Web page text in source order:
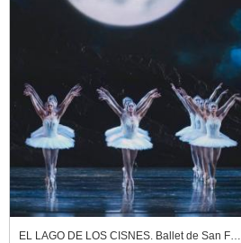
EL LAGO DE LOS CISNES. Ballet de San Francisco (2024)